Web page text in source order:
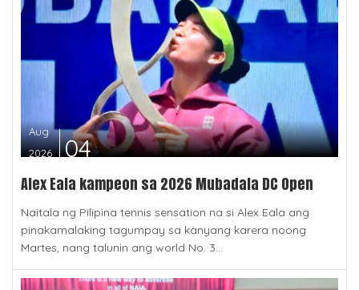
Aug
2026
04
Alex Eala kampeon sa 2026 Mubadala DC Open
Naitala ng Pilipina tennis sensation na si Alex Eala ang
pinakamalaking tagumpay sa kanyang karera noong
Martes, nang talunin ang world No. 3...